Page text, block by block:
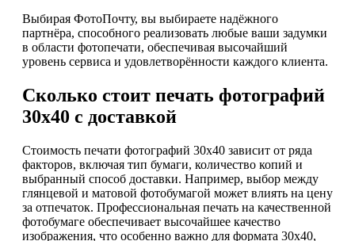
Выбирая ФотоПочту, вы выбираете надёжного
партнёра, способного реализовать любые ваши задумки
в области фотопечати, обеспечивая высочайший
уровень сервиса и удовлетворённости каждого клиента.
Сколько стоит печать фотографий
30х40 с доставкой
Стоимость печати фотографий 30х40 зависит от ряда
факторов, включая тип бумаги, количество копий и
выбранный способ доставки. Например, выбор между
глянцевой и матовой фотобумагой может влиять на цену
за отпечаток. Профессиональная печать на качественной
фотобумаге обеспечивает высочайшее качество
изображения, что особенно важно для формата 30х40,